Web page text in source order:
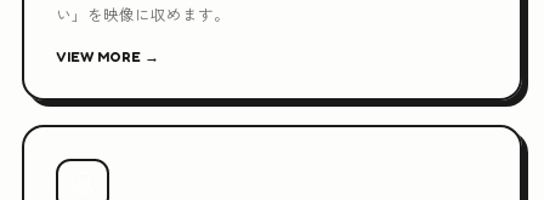
い」を映像に収めます。
VIEW MORE →